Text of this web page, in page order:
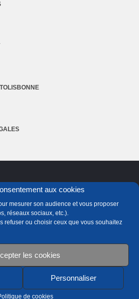
aux cookies
mesurer son audience et vous proposer
réseaux sociaux, etc.).
refuser ou choisir ceux que vous souhaitez
les cookies
Personnaliser
de cookies